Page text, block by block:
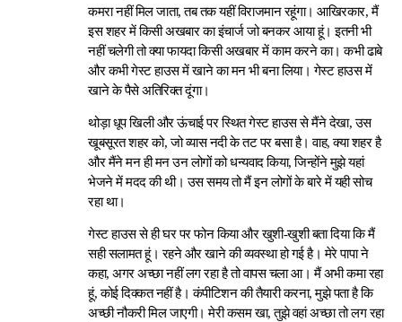
कमरा नहीं मिल जाता, तब तक यहीं विराजमान रहूंगा। आखिरकार, मैं
इस शहर में किसी अखबार का इंचार्ज जो बनकर आया हूं। इतनी भी
नहीं चलेगी तो क्या फायदा किसी अखबार में काम करने का। कभी ढाबे
और कभी गेस्ट हाउस में खाने का मन भी बना लिया। गेस्ट हाउस में
खाने के पैसे अतिरिक्त दूंगा।
थोड़ा धूप खिली और ऊंचाई पर स्थित गेस्ट हाउस से मैंने देखा, उस
खूबसूरत शहर को, जो व्यास नदी के तट पर बसा है। वाह, क्या शहर है
और मैंने मन ही मन उन लोगों को धन्यवाद किया, जिन्होंने मुझे यहां
भेजने में मदद की थी। उस समय तो मैं इन लोगों के बारे में यही सोच
रहा था।
गेस्ट हाउस से ही घर पर फोन किया और खुशी-खुशी बता दिया कि मैं
सही सलामत हूं। रहने और खाने की व्यवस्था हो गई है। मेरे पापा ने
कहा, अगर अच्छा नहीं लग रहा है तो वापस चला आ। मैं अभी कमा रहा
हूं, कोई दिक्कत नहीं है। कंपीटिशन की तैयारी करना, मुझे पता है कि
अच्छी नौकरी मिल जाएगी। मेरी कसम खा, तुझे वहां अच्छा तो लग रहा